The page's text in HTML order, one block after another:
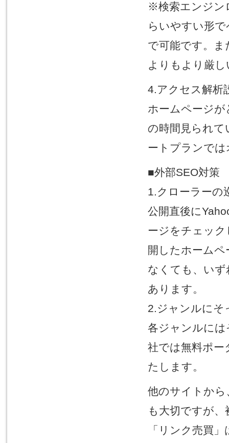
※検索エンジン
らいやすい形
で可能です。ま
よりもより厳
4.アクセス解析
ホームページ
の時間見られ
ートプランで
■外部SEO対策
1.クローラーの
公開直後に
ージをチェッ
開したホーム
なくても、い
あります。
2.ジャンルにそ
各ジャンルに
社では無料ポー
たします。
他のサイトか
も大切ですが
「リンク売買